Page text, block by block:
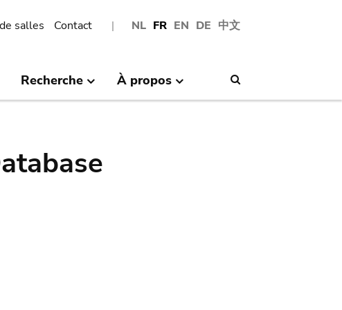
NL FR EN DE 中文
salles Contact
Recherche À propos